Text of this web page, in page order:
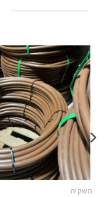
השקיה